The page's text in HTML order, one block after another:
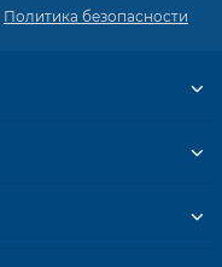
Политика безопасности